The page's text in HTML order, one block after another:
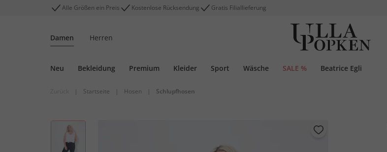
Alle Größen ein Preis Kostenlose Rücksendung Gratis Filiallieferung
Damen Herren
Neu Bekleidung Premium Kleider Sport Wäsche SALE % Beatrice Egli
| Startseite | Hosen | Schlupfhosen